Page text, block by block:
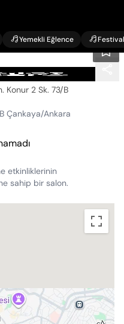
Yemekli Eğlence Festival
Konur 2 Sk. 73/B
Çankaya/Ankara
etkinliklerinin
sahip bir salon.